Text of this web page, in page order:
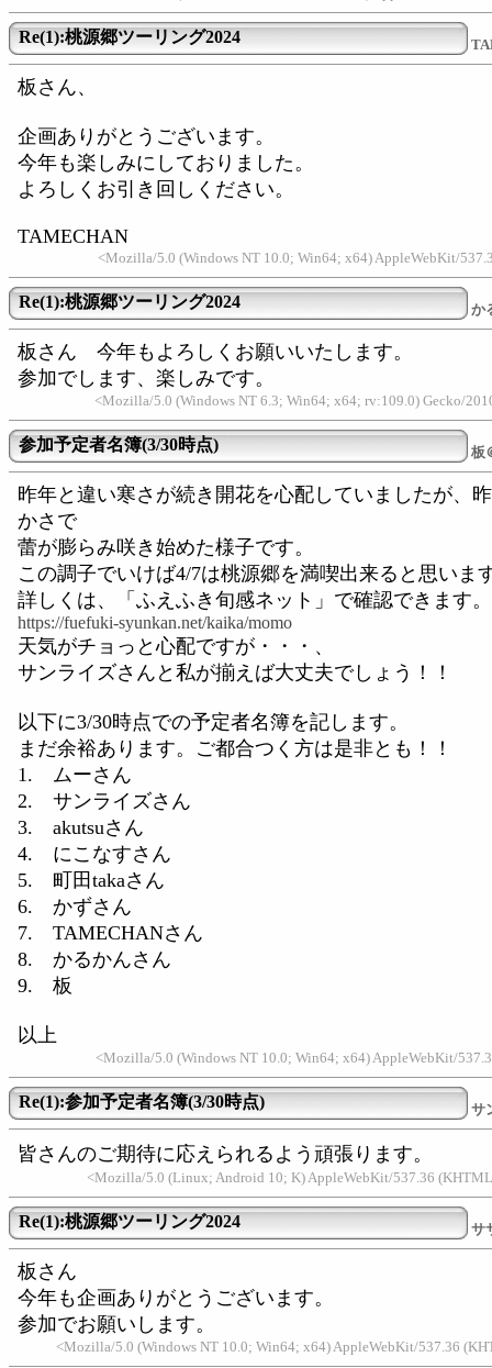
Re(1):桃源郷ツーリング2024
板さん、
企画ありがとうございます。
今年も楽しみにしておりました。
よろしくお引き回しください。
TAMECHAN
<Mozilla/5.0 (Windows NT 10.0; Win64; x64) AppleWebKit/
Re(1):桃源郷ツーリング2024 か
板さん 今年もよろしくお願いいたします。
参加でします、楽しみです。
<Mozilla/5.0 (Windows NT 6.3; Win64; x64; rv:109.0) Gecko/
参加予定者名簿(3/30時点) 板
昨年と違い寒さが続き開花を心配していましたが、
かさで
蕾が膨らみ咲き始めた様子です。
この調子でいけば4/7は桃源郷を満喫出来ると思いま
詳しくは、「ふえふき旬感ネット」で確認できます。
https://fuefuki-syunkan.net/kaika/momo
天気がチョっと心配ですが・・・、
サンライズさんと私が揃えば大丈夫でしょう！！
以下に3/30時点での予定者名簿を記します。
まだ余裕あります。ご都合つく方は是非とも！！
1. ムーさん
2. サンライズさん
3. akutsuさん
4. にこなすさん
5. 町田takaさん
6. かずさん
7. TAMECHANさん
8. かるかんさん
9. 板
以上
<Mozilla/5.0 (Windows NT 10.0; Win64; x64) AppleWebKit/
Re(1):参加予定者名簿(3/30時点) サ
皆さんのご期待に応えられるよう頑張ります。
<Mozilla/5.0 (Linux; Android 10; K) AppleWebKit/537.36
Re(1):桃源郷ツーリング2024 サ
板さん
今年も企画ありがとうございます。
参加でお願いします。
<Mozilla/5.0 (Windows NT 10.0; Win64; x64) AppleWebKit/537.36